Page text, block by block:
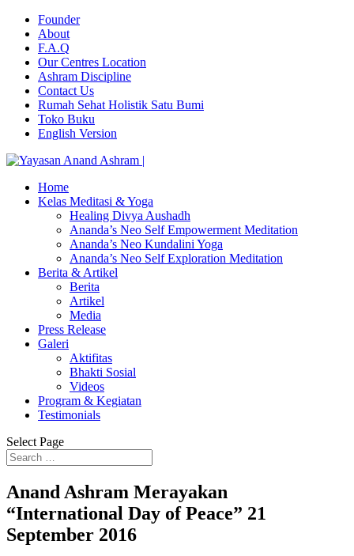
Founder
About
F.A.Q
Our Centres Location
Ashram Discipline
Contact Us
Rumah Sehat Holistik Satu Bumi
Toko Buku
English Version
Home
Kelas Meditasi & Yoga
Healing Divya Aushadh
Ananda’s Neo Self Empowerment Meditation
Ananda’s Neo Kundalini Yoga
Ananda’s Neo Self Exploration Meditation
Berita & Artikel
Berita
Artikel
Media
Press Release
Galeri
Aktifitas
Bhakti Sosial
Videos
Program & Kegiatan
Testimonials
Select Page
Anand Ashram Merayakan
“International Day of Peace” 21
September 2016